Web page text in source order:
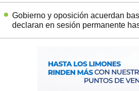
Gobierno y oposición acuerdan
declaran en sesión permanente